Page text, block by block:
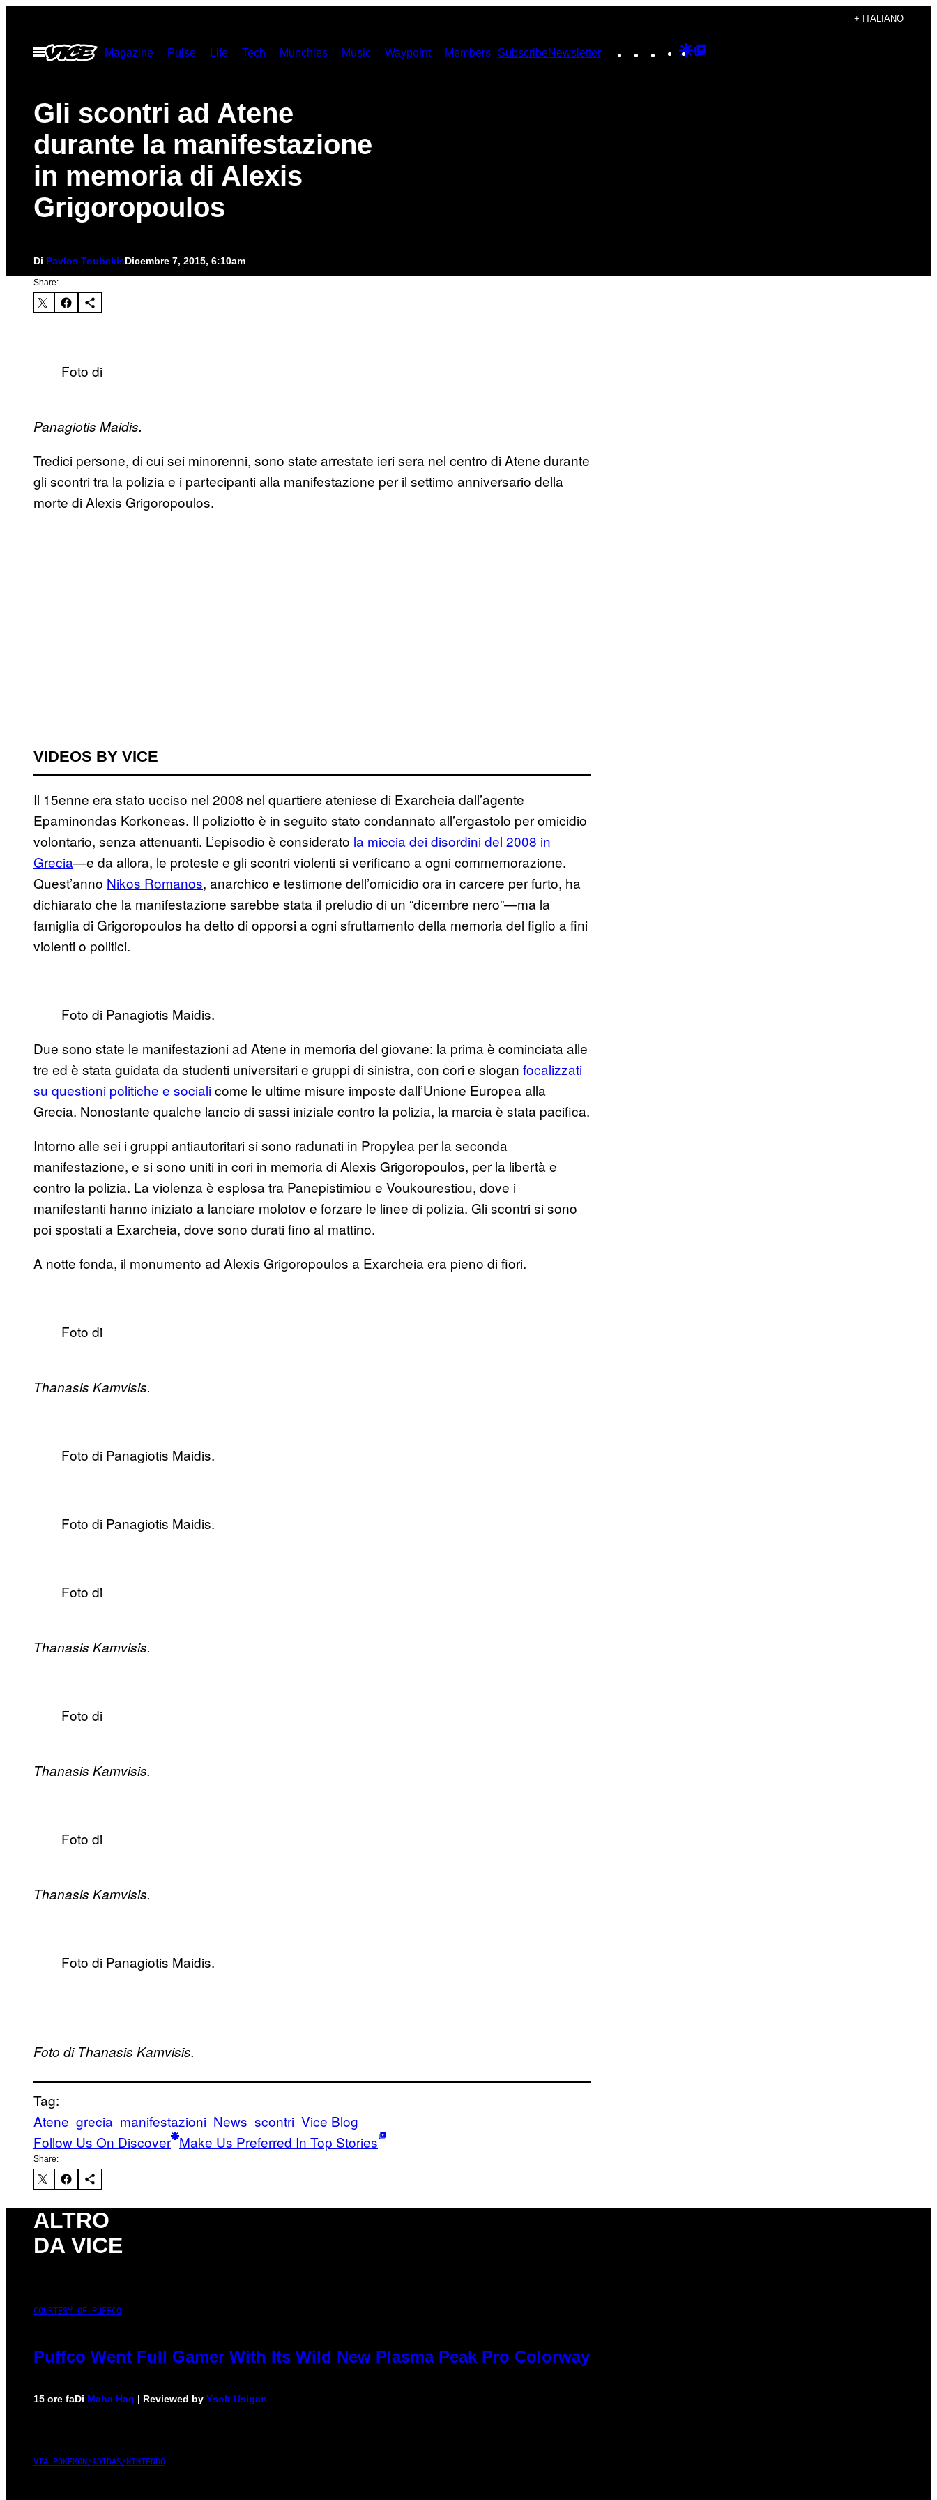
contenuto
+ ITALIANO
Apri
Magazine Pulse Life Tech Munchies Music Waypoint Members SubscribeNewsletter Instagram
TikTokYouTube
Google
Gli scontri ad Atene
durante la manifestazione
in memoria di Alexis
Grigoropoulos
Di Pavlos ToubekisDicembre 7, 2015, 6:10am
Share:
Foto di
Panagiotis Maidis.
Tredici persone, di cui sei minorenni, sono state arrestate ieri sera nel centro di Atene durante
gli scontri tra la polizia e i partecipanti alla manifestazione per il settimo anniversario della
morte di Alexis Grigoropoulos.
VIDEOS BY VICE
Il 15enne era stato ucciso nel 2008 nel quartiere ateniese di Exarcheia dall’agente
Epaminondas Korkoneas. Il poliziotto è in seguito stato condannato all’ergastolo per omicidio
volontario, senza attenuanti. L’episodio è considerato la miccia dei disordini del 2008 in
Grecia—e da allora, le proteste e gli scontri violenti si verificano a ogni commemorazione.
Quest’anno Nikos Romanos, anarchico e testimone dell’omicidio ora in carcere per furto, ha
dichiarato che la manifestazione sarebbe stata il preludio di un “dicembre nero”—ma la
famiglia di Grigoropoulos ha detto di opporsi a ogni sfruttamento della memoria del figlio a fini
violenti o politici.
Foto di Panagiotis Maidis.
Due sono state le manifestazioni ad Atene in memoria del giovane: la prima è cominciata alle
tre ed è stata guidata da studenti universitari e gruppi di sinistra, con cori e slogan focalizzati
su questioni politiche e socialicome le ultime misure imposte dall’Unione Europea alla
Grecia. Nonostante qualche lancio di sassi iniziale contro la polizia, la marcia è stata pacifica.
Intorno alle sei i gruppi antiautoritari si sono radunati in Propylea per la seconda
manifestazione, e si sono uniti in cori in memoria di Alexis Grigoropoulos, per la libertà e
contro la polizia. La violenza è esplosa tra Panepistimiou e Voukourestiou, dove i
manifestanti hanno iniziato a lanciare molotov e forzare le linee di polizia. Gli scontri si sono
poi spostati a Exarcheia, dove sono durati fino al mattino.
A notte fonda, il monumento ad Alexis Grigoropoulos a Exarcheia era pieno di fiori.
Foto di
Thanasis Kamvisis.
Foto di Panagiotis Maidis.
Foto di Panagiotis Maidis.
Foto di
Thanasis Kamvisis.
Foto di
Thanasis Kamvisis.
Foto di
Thanasis Kamvisis.
Foto di Panagiotis Maidis.
Foto di Thanasis Kamvisis.
Tag:
Atene grecia manifestazioni News scontri Vice Blog
Follow Us On Discover Make Us Preferred In Top Stories
Share:
ALTRO
DA VICE
COURTESY OF PUFFCO
Puffco Went Full Gamer With Its Wild New Plasma Peak Pro Colorway
15 ore faDi Maha Haq | Reviewed by Ysolt Usigan
VIA POKEMON/ADIDAS/NINTENDO